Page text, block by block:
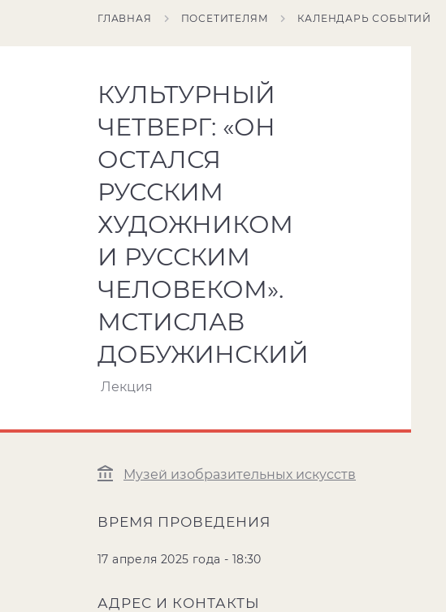
ГЛАВНАЯ ПОСЕТИТЕЛЯМ КАЛЕНДАРЬ СОБЫТИЙ
КУЛЬТУРНЫЙ
ЧЕТВЕРГ: «ОН
ОСТАЛСЯ
РУССКИМ
ХУДОЖНИКОМ
И РУССКИМ
ЧЕЛОВЕКОМ».
МСТИСЛАВ
ДОБУЖИНСКИЙ
Лекция
Музей изобразительных искусств
ВРЕМЯ ПРОВЕДЕНИЯ
17 апреля 2025 года - 18:30
АДРЕС И КОНТАКТЫ